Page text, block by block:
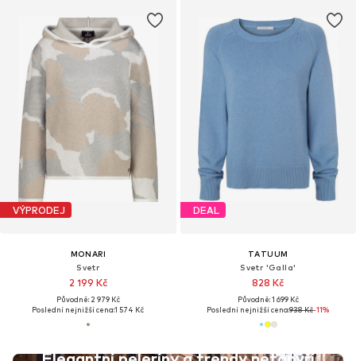
VÝPRODEJ
MONARI
Svetr
2 199 Kč
Původně: 2 979 Kč
Poslední nejnižší cena:1 574 Kč
DEAL
TATUUM
Svetr 'Galla'
828 Kč
Původně: 1 699 Kč
Poslední nejnižší cena:938 Kč-11%